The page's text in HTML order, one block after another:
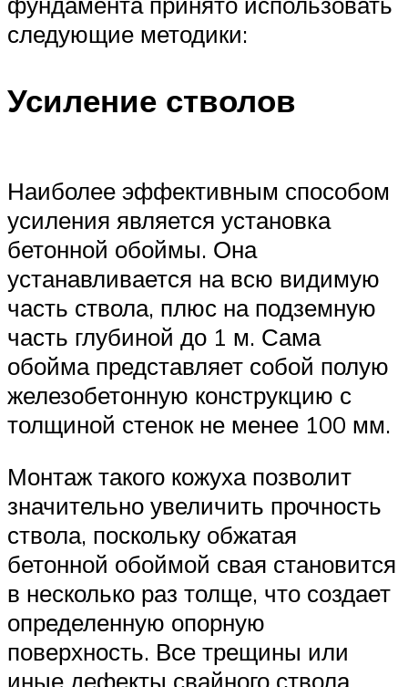
следующие методики:
Усиление стволов
Наиболее эффективным способом
усиления является установка
бетонной обоймы. Она
устанавливается на всю видимую
часть ствола, плюс на подземную
часть глубиной до 1 м. Сама
обойма представляет собой полую
железобетонную конструкцию с
толщиной стенок не менее 100 мм.
Монтаж такого кожуха позволит
значительно увеличить прочность
ствола, поскольку обжатая
бетонной обоймой свая становится
в несколько раз толще, что создает
определенную опорную
поверхность. Все трещины или
иные дефекты свайного ствола